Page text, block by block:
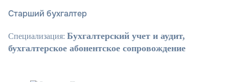
Старший бухгалтер
Специализация: Бухгалтерский учет и аудит,
бухгалтерское абонентское сопровождение